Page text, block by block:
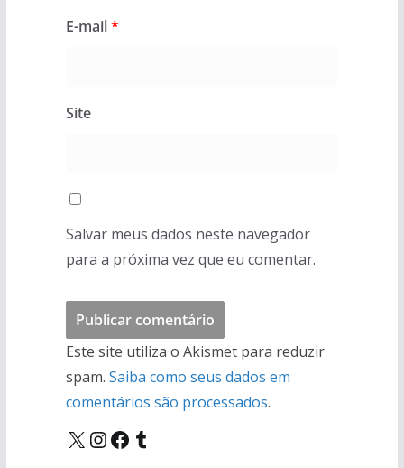
E-mail*
Site
Salvar meus dados neste navegador
para a próxima vez que eu comentar.
Este site utiliza o Akismet para reduzir
spam. Saiba como seus dados em
comentários são processados.
X InstagramFacebook Tumblr